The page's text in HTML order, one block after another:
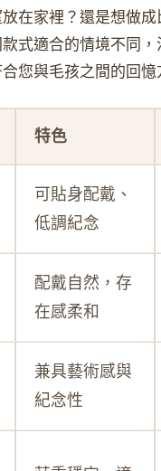
在家裡？還是想做
式適合的情境不同，
您與毛孩之間的回憶
特色
可貼身配戴、
低調紀念
配戴自然，存
在感柔和
兼具藝術感與
紀念性